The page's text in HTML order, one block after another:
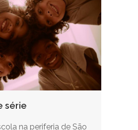
série
na periferia de São